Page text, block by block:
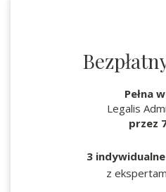
Pełna
Legalis
przez
3
z